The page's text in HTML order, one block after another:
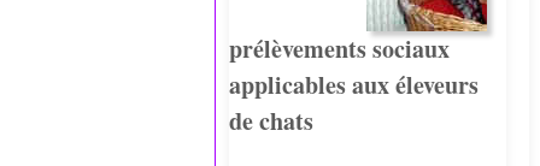
prélèvements sociaux
applicables aux éleveurs
de chats